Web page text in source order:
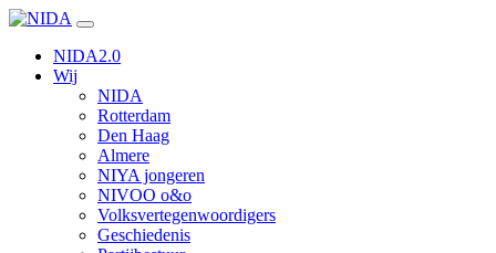
Ga
inhoudNIDA2.0
Wij
NIDA
Rotterdam
Den Haag
Almere
NIYA jongeren
NIVOO o&o
Volksvertegenwoordigers
Geschiedenis